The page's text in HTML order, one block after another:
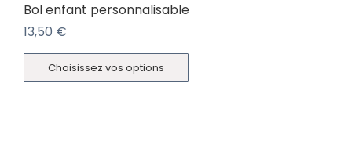
Bol enfant personnalisable
13,50 €
Choisissez vos options